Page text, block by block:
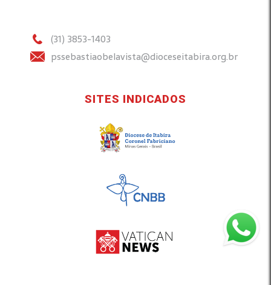
(31) 3853-1403
pssebastiaobelavista@dioceseitabira.org.br
SITES INDICADOS